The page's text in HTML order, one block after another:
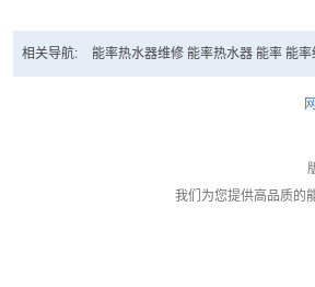
相关导航: 能率热水器维修 能率热水器 能率 能率
我们为您提供高品质的